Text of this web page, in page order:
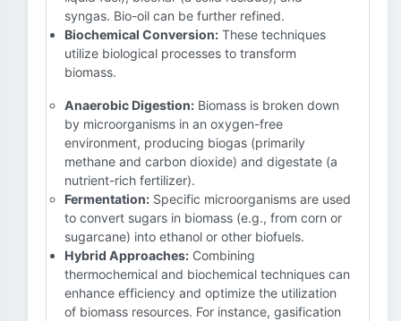
syngas. Bio-oil can be further refined.
Biochemical Conversion: These techniques
utilize biological processes to transform
biomass.
Anaerobic Digestion: Biomass is broken down
by microorganisms in an oxygen-free
environment, producing biogas (primarily
methane and carbon dioxide) and digestate (a
nutrient-rich fertilizer).
Fermentation: Specific microorganisms are used
to convert sugars in biomass (e.g., from corn or
sugarcane) into ethanol or other biofuels.
Hybrid Approaches: Combining
thermochemical and biochemical techniques can
enhance efficiency and optimize the utilization
of biomass resources. For instance, gasification